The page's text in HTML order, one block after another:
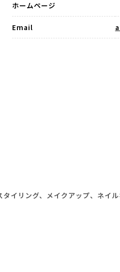
ホームページ
Email
イリング、メイクアップ、ネイ